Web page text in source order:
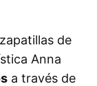
de
Anna
a través de